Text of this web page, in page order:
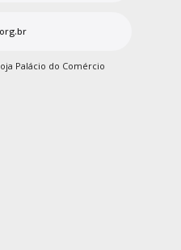
Palácio do Comércio